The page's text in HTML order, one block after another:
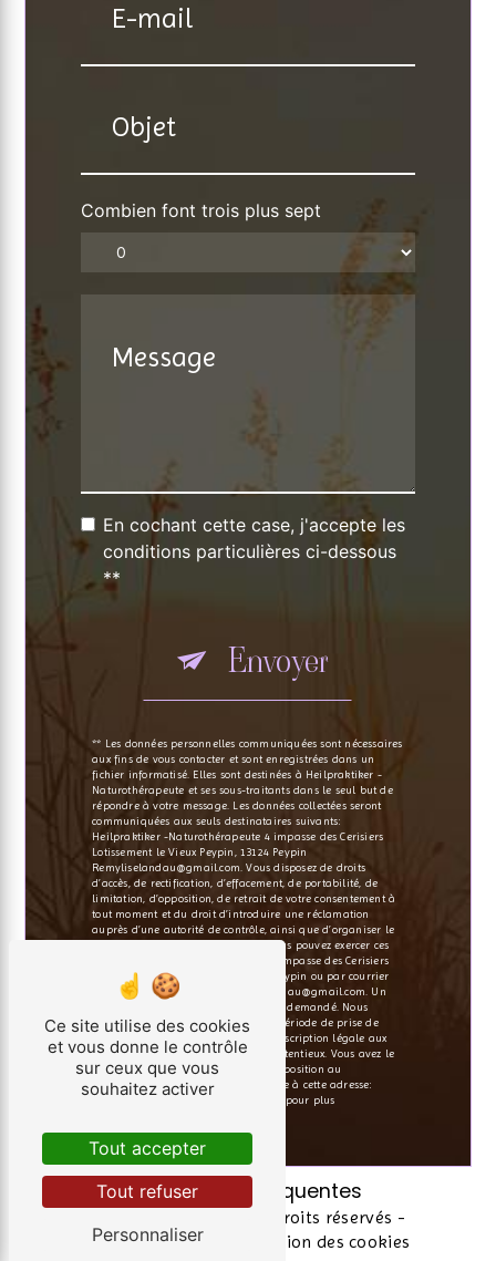
Combien font trois plus sept
En cochant cette case, j'accepte les
conditions particulières ci-dessous
**
Envoyer
** Les données personnelles communiquées sont nécessaires
aux fins de vous contacter et sont enregistrées dans un
fichier informatisé. Elles sont destinées à Heilpraktiker -
Naturothérapeute et ses sous-traitants dans le seul but de
répondre à votre message. Les données collectées seront
communiquées aux seuls destinataires suivants:
Heilpraktiker -Naturothérapeute 4 impasse des Cerisiers
Lotissement le Vieux Peypin, 13124 Peypin
Remyliselandau@gmail.com. Vous disposez de droits
d’accès, de rectification, d’effacement, de portabilité, de
limitation, d’opposition, de retrait de votre consentement à
tout moment et du droit d’introduire une réclamation
auprès d’une autorité de contrôle, ainsi que d’organiser le
sort de vos données post-mortem. Vous pouvez exercer ces
droits par voie postale à l'adresse 4 impasse des Cerisiers
Lotissement le Vieux Peypin, 13124 Peypin ou par courrier
électronique à l'adresse Remyliselandau@gmail.com. Un
justificatif d'identité pourra vous être demandé. Nous
conservons vos données pendant la période de prise de
contact puis pendant la durée de prescription légale aux
fins probatoires et de gestion des contentieux. Vous avez le
droit de vous inscrire sur la liste d'opposition au
démarchage téléphonique, disponible à cette adresse:
Bloctel.gouv.fr
. Consultez le site cnil.fr pour plus
Recherches fréquentes
- 2026 - Tous droits réservés -
Mentions légales
Gestion des cookies
Ce site utilise des cookies
et vous donne le contrôle
sur ceux que vous
souhaitez activer
Tout accepter
Tout refuser
Personnaliser